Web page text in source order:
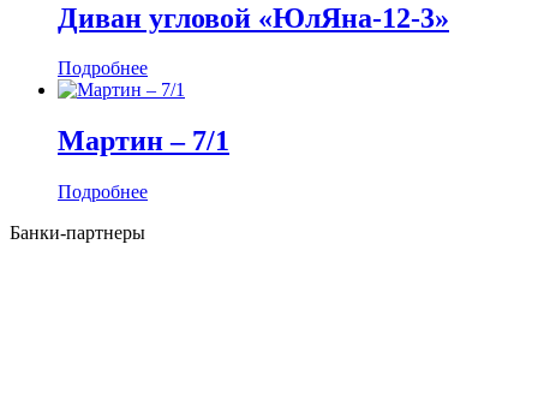
Диван угловой «ЮлЯна-12-3»
Подробнее
Мартин ‒ 7/1
Подробнее
Банки-партнеры